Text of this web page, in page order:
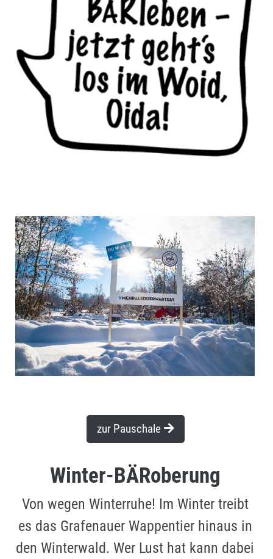
zur Pauschale
Winter-BÄRoberung
Von wegen Winterruhe! Im Winter treibt
es das Grafenauer Wappentier hinaus in
den Winterwald. Wer Lust hat kann dabei